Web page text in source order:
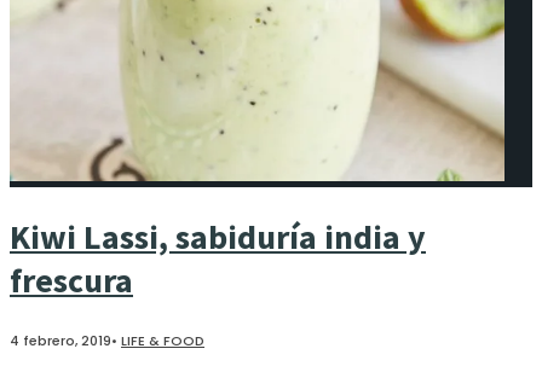
Kiwi Lassi, sabiduría india y
frescura
4 febrero, 2019• LIFE & FOOD